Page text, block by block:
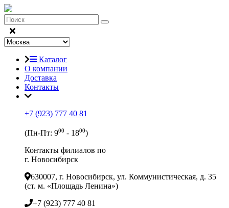
Каталог
О компании
Доставка
Контакты
+7 (923) 777 40 81
(Пн-Пт: 900 - 1800)
Контакты филиалов по
г. Новосибирск
630007, г. Новосибирск, ул. Коммунистическая, д. 35
(ст. м. «Площадь Ленина»)
+7 (923) 777 40 81